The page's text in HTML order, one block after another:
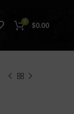
0 $0.00